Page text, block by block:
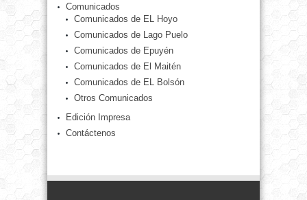
Comunicados
Comunicados de EL Hoyo
Comunicados de Lago Puelo
Comunicados de Epuyén
Comunicados de El Maitén
Comunicados de EL Bolsón
Otros Comunicados
Edición Impresa
Contáctenos